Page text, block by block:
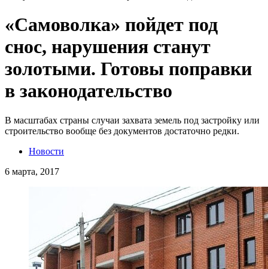
«Самоволка» пойдет под
снос, нарушения станут
золотыми. Готовы поправки
в законодательство
В масштабах страны случаи захвата земель под застройку или
строительство вообще без документов достаточно редки.
Новости
6 марта, 2017